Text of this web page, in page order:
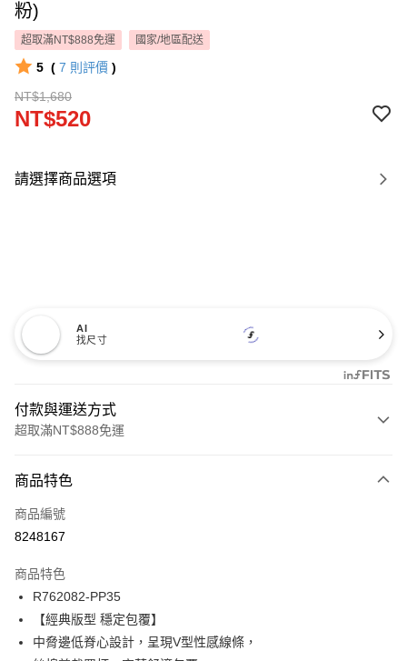
粉)
超取滿NT$888免運 國家/地區配送
5 ( 7 則評價 )
NT$1,680
NT$520
請選擇商品選項
AI
找尺寸
付款與運送方式
超取滿NT$888免運
信用卡一次付款
信用卡分期付款
合作金庫商業銀行
華南商業銀行
上海商業儲蓄銀行
國泰世華商業銀行
兆豐國際商業銀行
LINE Pay
Apple Pay
商品特色
商品編號
8248167
商品特色
R762082-PP35
【經典版型 穩定包覆】
中脅邊低脊心設計，呈現V型性感線條，